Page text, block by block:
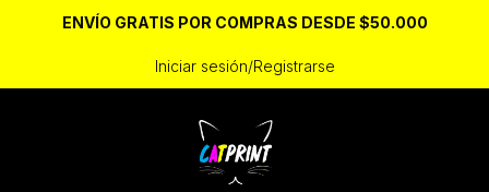
ENVÍO GRATIS POR COMPRAS DESDE $50.000
Iniciar sesión/Registrarse